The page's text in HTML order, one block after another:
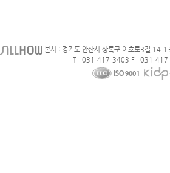
본사 : 경기도 안산사 상록구 이호로3길 14-
T : 031-417-3403 F : 031-